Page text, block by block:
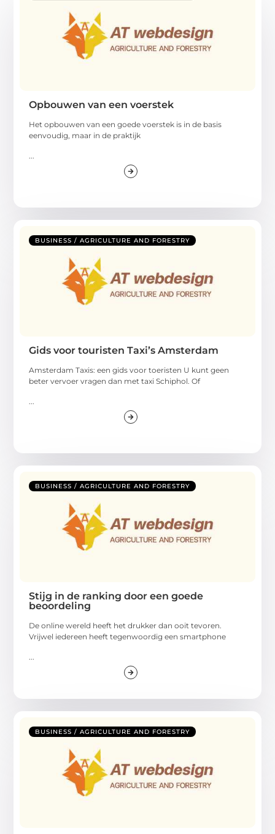
Opbouwen van een voerstek
Het opbouwen van een goede voerstek is in de basis
eenvoudig, maar in de praktijk
BUSINESS / AGRICULTURE AND FORESTRY
Gids voor touristen Taxi’s Amsterdam
Amsterdam Taxis: een gids voor toeristen U kunt geen
beter vervoer vragen dan met taxi Schiphol. Of
BUSINESS / AGRICULTURE AND FORESTRY
Stijg in de ranking door een goede
beoordeling
De online wereld heeft het drukker dan ooit tevoren.
Vrijwel iedereen heeft tegenwoordig een smartphone
BUSINESS / AGRICULTURE AND FORESTRY